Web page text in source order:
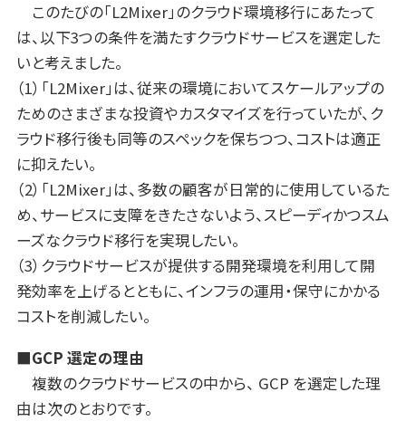
このたびの「L2Mixer」のクラウド環境移行にあたって
は、以下3つの条件を満たすクラウドサービスを選定した
いと考えました。
（1）「L2Mixer」は、従来の環境においてスケールアップの
ためのさまざまな投資やカスタマイズを行っていたが、ク
ラウド移行後も同等のスペックを保ちつつ、コストは適正
に抑えたい。
（2）「L2Mixer」は、多数の顧客が日常的に使用しているた
め、サービスに支障をきたさないよう、スピーディかつスム
ーズなクラウド移行を実現したい。
（3）クラウドサービスが提供する開発環境を利用して開
発効率を上げるとともに、インフラの運用・保守にかかる
コストを削減したい。
■GCP 選定の理由
複数のクラウドサービスの中から、 GCP を選定した理
由は次のとおりです。